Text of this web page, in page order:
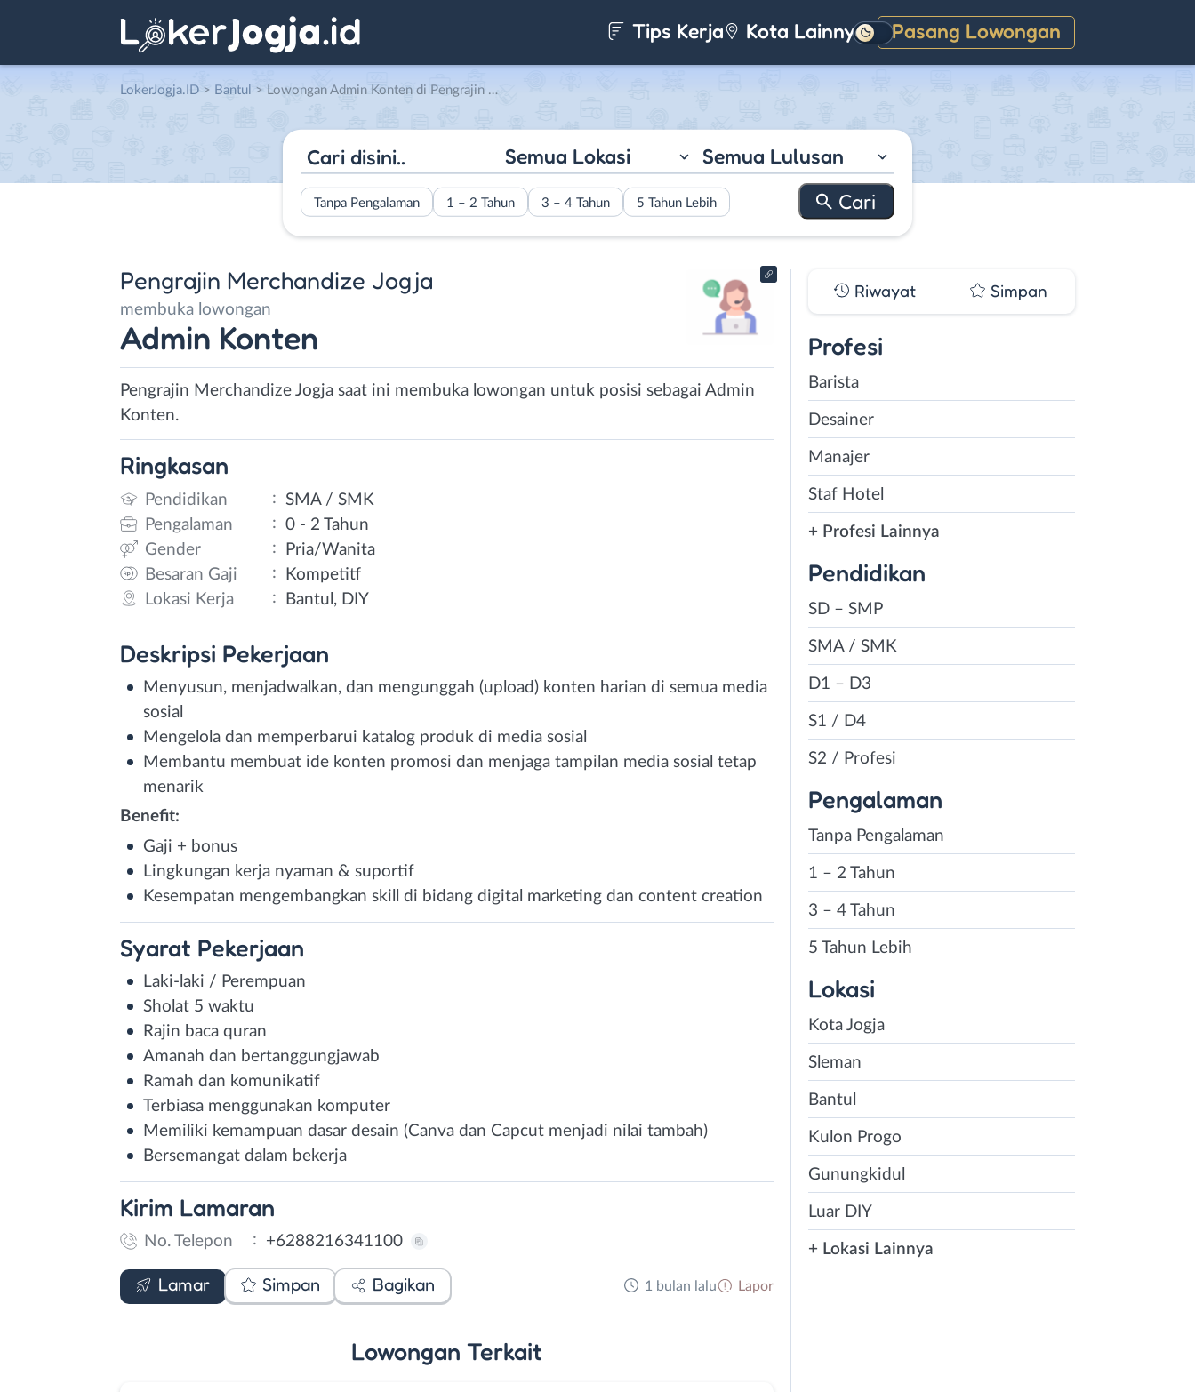
Tips Kerja Kota Lainnya Pasang Lowongan
Gelap
LokerJogja.ID > Bantul > Lowongan Admin Konten di Pengrajin Merchandize Jogja
Semua Lokasi Semua Lulusan
Tanpa Pengalaman 1 – 2 Tahun 3 – 4 Tahun 5 Tahun Lebih
Pengrajin Merchandize Jogja
membuka lowongan
Admin Konten
Pengrajin Merchandize Jogja saat ini membuka lowongan untuk posisi sebagai Admin
Konten.
Ringkasan
Pendidikan : SMA / SMK
Pengalaman
: 0 - 2 Tahun
Gender
:
Pria/Wanita
Besaran Gaji
:
Kompetitf
Lokasi Kerja
: Bantul, DIY
Deskripsi Pekerjaan
Menyusun, menjadwalkan, dan mengunggah (upload) konten harian di semua media
sosial
Mengelola dan memperbarui katalog produk di media sosial
Membantu membuat ide konten promosi dan menjaga tampilan media sosial tetap
menarik
Benefit:
Gaji + bonus
Lingkungan kerja nyaman & suportif
Kesempatan mengembangkan skill di bidang digital marketing dan content creation
Syarat Pekerjaan
Laki-laki / Perempuan
Sholat 5 waktu
Rajin baca quran
Amanah dan bertanggungjawab
Ramah dan komunikatif
Terbiasa menggunakan komputer
Memiliki kemampuan dasar desain (Canva dan Capcut menjadi nilai tambah)
Bersemangat dalam bekerja
Kirim Lamaran
No. Telepon : +6288216341100
Lamar
WhatsApp
Simpan Bagikan 1 bulan lalu Lapor
Lowongan Terkait
Riwayat Simpan
Profesi
Barista
Desainer
Manajer
Staf Hotel
+ Profesi Lainnya
Pendidikan
SD – SMP
SMA / SMK
D1 – D3
S1 / D4
S2 / Profesi
Pengalaman
Tanpa Pengalaman
1 – 2 Tahun
3 – 4 Tahun
5 Tahun Lebih
Lokasi
Kota Jogja
Sleman
Bantul
Kulon Progo
Gunungkidul
Luar DIY
+ Lokasi Lainnya